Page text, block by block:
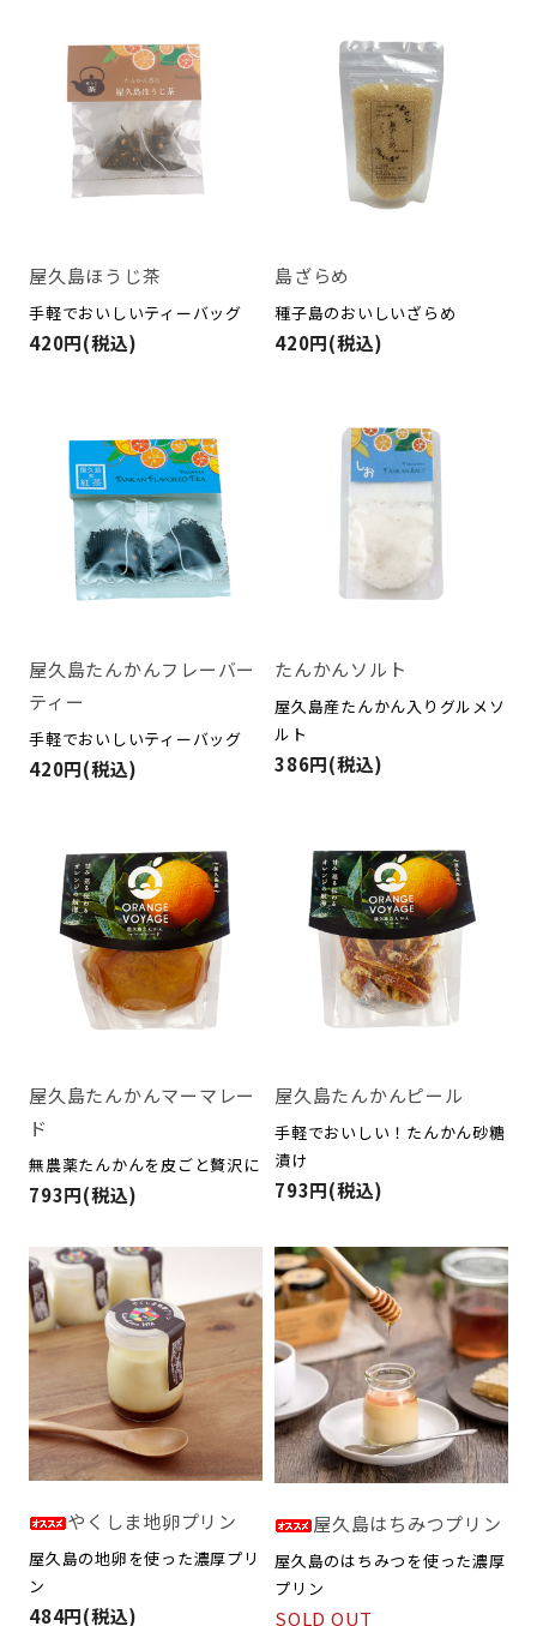
屋久島ほうじ茶
手軽でおいしいティーバッグ
420円(税込)
島ざらめ
種子島のおいしいざらめ
420円(税込)
屋久島たんかんフレーバー
ティー
手軽でおいしいティーバッグ
420円(税込)
たんかんソルト
屋久島産たんかん入りグルメソ
ルト
386円(税込)
屋久島たんかんマーマレー
ド
無農薬たんかんを皮ごと贅沢に
793円(税込)
屋久島たんかんピール
手軽でおいしい！たんかん砂糖
漬け
793円(税込)
やくしま地卵プリン
屋久島の地卵を使った濃厚プリ
ン
484円(税込)
屋久島はちみつプリン
屋久島のはちみつを使った濃厚
プリン
SOLD OUT